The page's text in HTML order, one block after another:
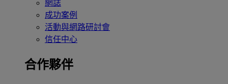
網誌
成功案例
活動與網路研討會
信任中心
合作夥伴